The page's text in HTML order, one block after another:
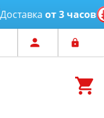
от 3 часов